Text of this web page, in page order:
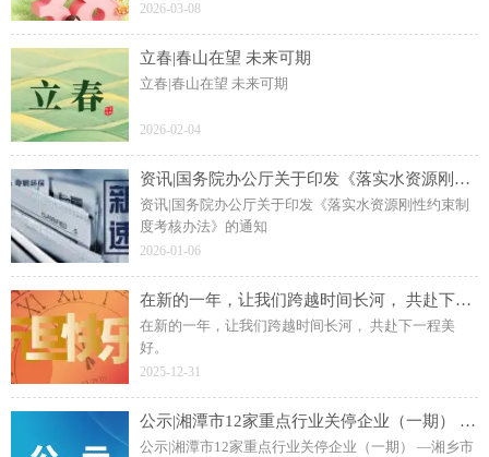
2026-03-08
立春|春山在望 未来可期
立春|春山在望 未来可期
2026-02-04
资讯|国务院办公厅关于印发《落实水资源刚性约束制度考核办法》的通知
资讯|国务院办公厅关于印发《落实水资源刚性约束制
度考核办法》的通知
2026-01-06
在新的一年，让我们跨越时间长河， 共赴下一程美好。
在新的一年，让我们跨越时间长河， 共赴下一程美
好。
2025-12-31
公示|湘潭市12家重点行业关停企业（一期） —湘乡市金兔纺织有限公司地块 土壤污染状况调查报告公示
公示|湘潭市12家重点行业关停企业（一期） —湘乡市